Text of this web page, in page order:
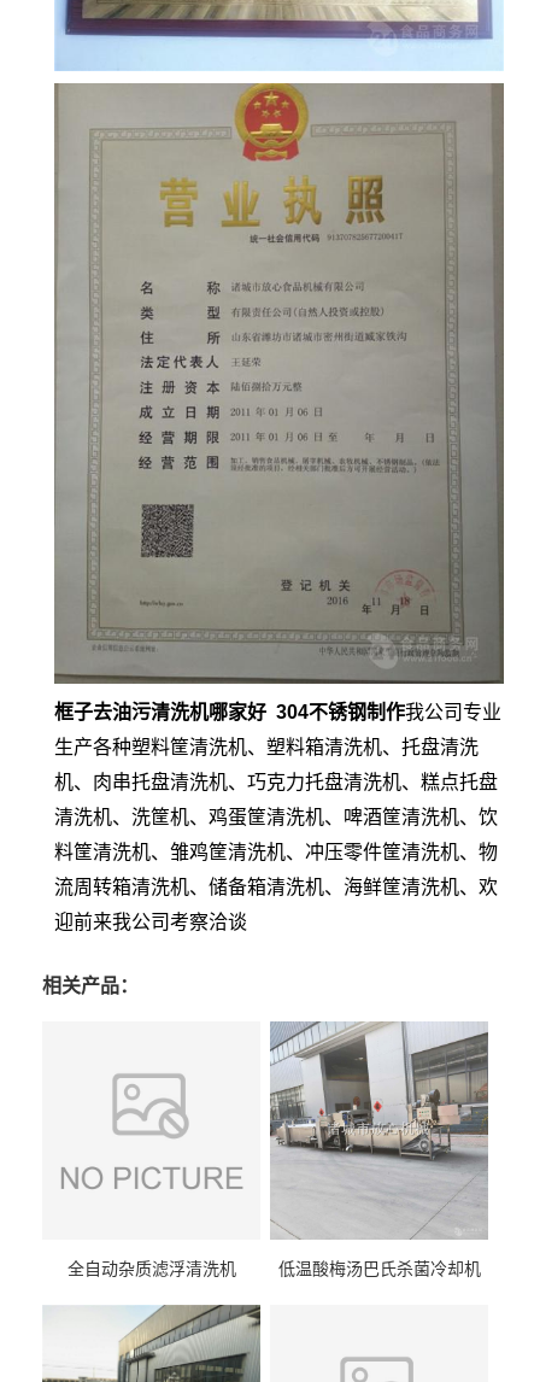
框子去油污清洗机哪家好 304不锈钢制作我公司专业
生产各种塑料筐清洗机、塑料箱清洗机、托盘清洗
机、肉串托盘清洗机、巧克力托盘清洗机、糕点托盘
清洗机、洗筐机、鸡蛋筐清洗机、啤酒筐清洗机、饮
料筐清洗机、雏鸡筐清洗机、冲压零件筐清洗机、物
流周转箱清洗机、储备箱清洗机、海鲜筐清洗机、欢
迎前来我公司考察洽谈
相关产品：
全自动杂质滤浮清洗机 低温酸梅汤巴氏杀菌冷却机